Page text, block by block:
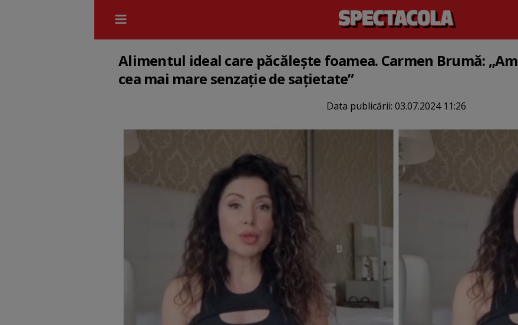
Alimentul ideal care păcălește foamea. Carmen Brumă:
cea mai mare senzație de sațietate”
Data publicării: 03.07.2024 11:26